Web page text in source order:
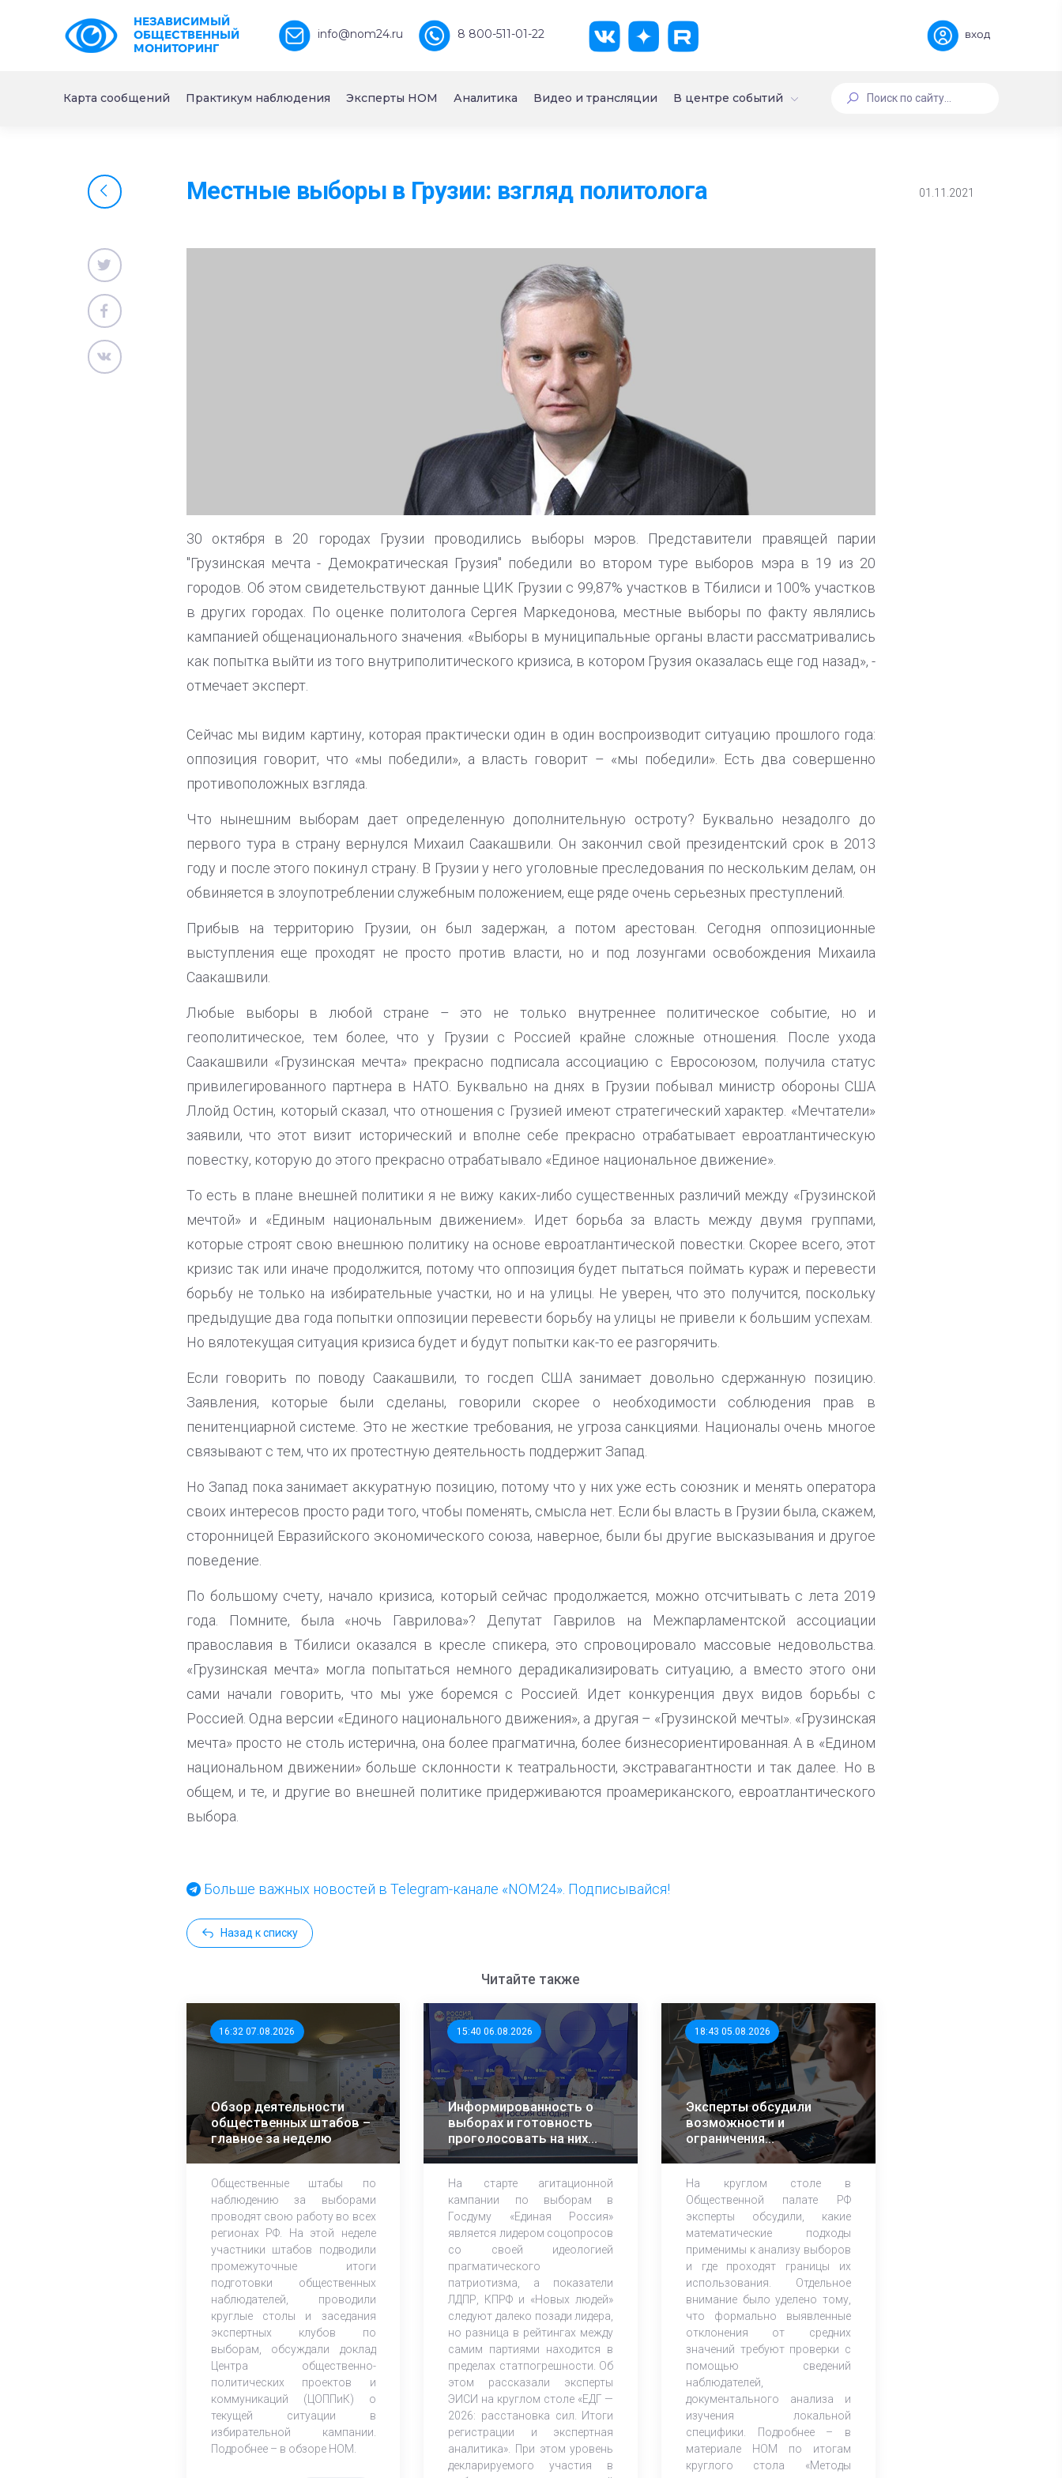
НЕЗАВИСИМЫЙ
ОБЩЕСТВЕННЫЙ
МОНИТОРИНГ
info@nom24.ru 8 800-511-01-22 вход
Карта сообщений Практикум наблюдения Эксперты НОМ Аналитика Видео и трансляции В центре событий
Местные выборы в Грузии: взгляд политолога 01.11.2021
30 октября в 20 городах Грузии проводились выборы мэров. Представители правящей парии
"Грузинская мечта - Демократическая Грузия" победили во втором туре выборов мэра в 19 из 20
городов. Об этом свидетельствуют данные ЦИК Грузии с 99,87% участков в Тбилиси и 100% участков
в других городах. По оценке политолога Сергея Маркедонова, местные выборы по факту являлись
кампанией общенационального значения. «Выборы в муниципальные органы власти рассматривались
как попытка выйти из того внутриполитического кризиса, в котором Грузия оказалась еще год назад», -
отмечает эксперт.
Сейчас мы видим картину, которая практически один в один воспроизводит ситуацию прошлого года:
оппозиция говорит, что «мы победили», а власть говорит – «мы победили». Есть два совершенно
противоположных взгляда.
Что нынешним выборам дает определенную дополнительную остроту? Буквально незадолго до
первого тура в страну вернулся Михаил Саакашвили. Он закончил свой президентский срок в 2013
году и после этого покинул страну. В Грузии у него уголовные преследования по нескольким делам, он
обвиняется в злоупотреблении служебным положением, еще ряде очень серьезных преступлений.
Прибыв на территорию Грузии, он был задержан, а потом арестован. Сегодня оппозиционные
выступления еще проходят не просто против власти, но и под лозунгами освобождения Михаила
Саакашвили.
Любые выборы в любой стране – это не только внутреннее политическое событие, но и
геополитическое, тем более, что у Грузии с Россией крайне сложные отношения. После ухода
Саакашвили «Грузинская мечта» прекрасно подписала ассоциацию с Евросоюзом, получила статус
привилегированного партнера в НАТО. Буквально на днях в Грузии побывал министр обороны США
Ллойд Остин, который сказал, что отношения с Грузией имеют стратегический характер. «Мечтатели»
заявили, что этот визит исторический и вполне себе прекрасно отрабатывает евроатлантическую
повестку, которую до этого прекрасно отрабатывало «Единое национальное движение».
То есть в плане внешней политики я не вижу каких-либо существенных различий между «Грузинской
мечтой» и «Единым национальным движением». Идет борьба за власть между двумя группами,
которые строят свою внешнюю политику на основе евроатлантической повестки. Скорее всего, этот
кризис так или иначе продолжится, потому что оппозиция будет пытаться поймать кураж и перевести
борьбу не только на избирательные участки, но и на улицы. Не уверен, что это получится, поскольку
предыдущие два года попытки оппозиции перевести борьбу на улицы не привели к большим успехам.
Но вялотекущая ситуация кризиса будет и будут попытки как-то ее разгорячить.
Если говорить по поводу Саакашвили, то госдеп США занимает довольно сдержанную позицию.
Заявления, которые были сделаны, говорили скорее о необходимости соблюдения прав в
пенитенциарной системе. Это не жесткие требования, не угроза санкциями. Националы очень многое
связывают с тем, что их протестную деятельность поддержит Запад.
Но Запад пока занимает аккуратную позицию, потому что у них уже есть союзник и менять оператора
своих интересов просто ради того, чтобы поменять, смысла нет. Если бы власть в Грузии была, скажем,
сторонницей Евразийского экономического союза, наверное, были бы другие высказывания и другое
поведение.
По большому счету, начало кризиса, который сейчас продолжается, можно отсчитывать с лета 2019
года. Помните, была «ночь Гаврилова»? Депутат Гаврилов на Межпарламентской ассоциации
православия в Тбилиси оказался в кресле спикера, это спровоцировало массовые недовольства.
«Грузинская мечта» могла попытаться немного дерадикализировать ситуацию, а вместо этого они
сами начали говорить, что мы уже боремся с Россией. Идет конкуренция двух видов борьбы с
Россией. Одна версии «Единого национального движения», а другая – «Грузинской мечты». «Грузинская
мечта» просто не столь истерична, она более прагматична, более бизнесориентированная. А в «Едином
национальном движении» больше склонности к театральности, экстравагантности и так далее. Но в
общем, и те, и другие во внешней политике придерживаются проамериканского, евроатлантического
выбора.
Больше важных новостей в Telegram-канале «NOM24». Подписывайся!
Назад к списку
Читайте также
16:32 07.08.2026
Обзор деятельности
общественных штабов –
главное за неделю
Общественные штабы по
наблюдению за выборами
проводят свою работу во всех
регионах РФ. На этой неделе
участники штабов подводили
промежуточные итоги
подготовки общественных
наблюдателей, проводили
круглые столы и заседания
экспертных клубов по
выборам, обсуждали доклад
Центра общественно-
политических проектов и
коммуникаций (ЦОППиК) о
текущей ситуации в
избирательной кампании.
Подробнее – в обзоре НОМ.
15:40 06.08.2026
Информированность о
выборах и готовность
проголосовать на них
растет – эксперты ЭИСИ
На старте агитационной
кампании по выборам в
Госдуму «Единая Россия»
является лидером соцопросов
со своей идеологией
прагматического
патриотизма, а показатели
ЛДПР, КПРФ и «Новых людей»
следуют далеко позади лидера,
но разница в рейтингах между
самим партиями находится в
пределах статпогрешности. Об
этом рассказали эксперты
ЭИСИ на круглом столе «ЕДГ —
2026: расстановка сил. Итоги
регистрации и экспертная
аналитика». При этом уровень
декларируемого участия в
18:43 05.08.2026
Эксперты обсудили
возможности и
ограничения
математического
кампаний
На круглом столе в
Общественной палате РФ
эксперты обсудили, какие
математические подходы
применимы к анализу выборов
и где проходят границы их
использования. Отдельное
внимание было уделено тому,
что формально выявленные
отклонения от средних
значений требуют проверки с
помощью сведений
наблюдателей,
документального анализа и
изучения локальной
специфики. Подробнее – в
материале НОМ по итогам
круглого стола «Методы